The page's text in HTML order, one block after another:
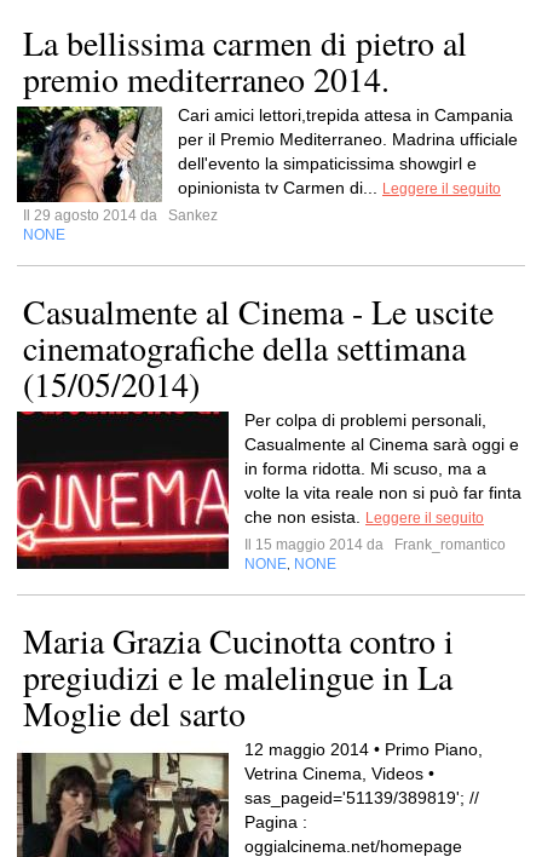
La bellissima carmen di pietro al
premio mediterraneo 2014.
Cari amici lettori,trepida attesa in Campania
per il Premio Mediterraneo. Madrina ufficiale
dell'evento la simpaticissima showgirl e
opinionista tv Carmen di...
Leggere il seguito
Il 29 agosto 2014 da
Sankez
NONE
Casualmente al Cinema - Le uscite
cinematografiche della settimana
(15/05/2014)
Per colpa di problemi personali,
Casualmente al Cinema sarà oggi e
in forma ridotta. Mi scuso, ma a
volte la vita reale non si può far finta
che non esista.
Leggere il seguito
Il 15 maggio 2014 da
Frank_romantico
NONE NONE
Maria Grazia Cucinotta contro i
pregiudizi e le malelingue in La
Moglie del sarto
12 maggio 2014 • Primo Piano,
Vetrina Cinema, Videos •
sas_pageid='51139/389819'; //
Pagina :
oggialcinema.net/homepage